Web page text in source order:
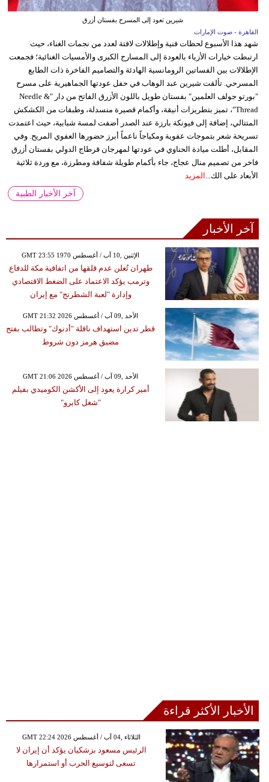
شيرين تعود إلى المسرح بفستان أزرق
القاهرة - صوت الإمارات
شهد هذا الأسبوع لحظات فنية وإطلالات لافتة لعدد من نجمات الغناء، حيث
ارتبطت خيارات الأزياء بالعودة إلى المسارح الكبرى والأمسيات الغنائية؛ فجمعت
الإطلالات بين الفساتين الرومانسية الهادئة والتصاميم الفاخرة ذات الطابع
المسرحي. تألقت شيرين عبد الوهاب في حفل عودتها الجماهيرية على مسرح
"بورتو جولف العلمين" بفستان طويل باللون الأزرق الفاتح من دار "Needle &
Thread"، تميز بتطريزات أنيقة، وأكمام قصيرة منسدلة، وطبقات من الكشكش
المتتالي، إضافة إلى فيونكة بارزة عند الصدر أضفت لمسة شبابية، حيث اعتمدت
تسريحة شعر بتموجات عفوية ومكياجاً ناعماً أبرز حضورها العفوي المريح. وفي
المقابل، أطلت ميادة الحناوي في عودتها لمهرجان قرطاج الدولي بفستان أزرق
فاخر من تصميم منال عجاج، جاء بأكمام طويلة شفافة ومطرزة، مع وردة ثلاثية
الأبعاد على الك... المزيد
آخر الأخبار الطبية
آخر الأخبار
GMT 23:55 1970 الإثنين ,10 آب / أغسطس
طهران تُعلن عدم قلقها من اتفاقية مكة للدفاع
وترمب يؤكد الاعتماد على الضغط الاقتصادي
وإدارة "لعبة الشطرنج" مع إيران
GMT 21:32 2026 الأحد ,09 آب / أغسطس
قطر تدين استهداف ناقلة "أدنوك" وتطالب بفتح
مضيق هرمز دون شروط
GMT 21:06 2026 الأحد ,09 آب / أغسطس
أمير كرارة يعود إلى الأكشن الكوميدي بفيلم
"شغل كايرو"
الأخبار الأكثر قراءة
GMT 22:24 2026 الثلاثاء ,04 آب / أغسطس
الرئيس مسعود بزشكيان يؤكد أن إيران لا
تسعى لتوسيع الحرب أو استمرارها